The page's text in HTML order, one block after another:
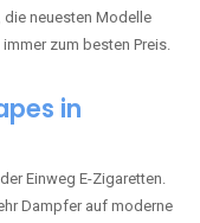
neuesten Modelle
zum besten Preis.
in
Einweg E-Zigaretten.
Dampfer auf moderne